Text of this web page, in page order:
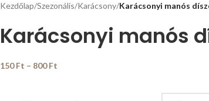
Kezdőlap/Szezonális/Karácsony/Karácsonyi manós
Karácsonyi manós
150Ft – 800Ft